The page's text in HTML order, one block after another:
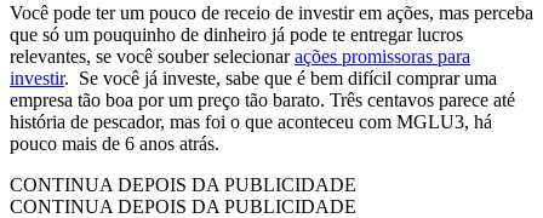
Você pode ter um pouco de receio de investir em ações, mas perceba
que só um pouquinho de dinheiro já pode te entregar lucros
relevantes, se você souber selecionarações promissoras para
investir. Se você já investe, sabe que é bem difícil comprar uma
empresa tão boa por um preço tão barato. Três centavos parece até
história de pescador, mas foi o que aconteceu com MGLU3, há
pouco mais de 6 anos atrás.
CONTINUA DEPOIS DA PUBLICIDADE
CONTINUA DEPOIS DA PUBLICIDADE